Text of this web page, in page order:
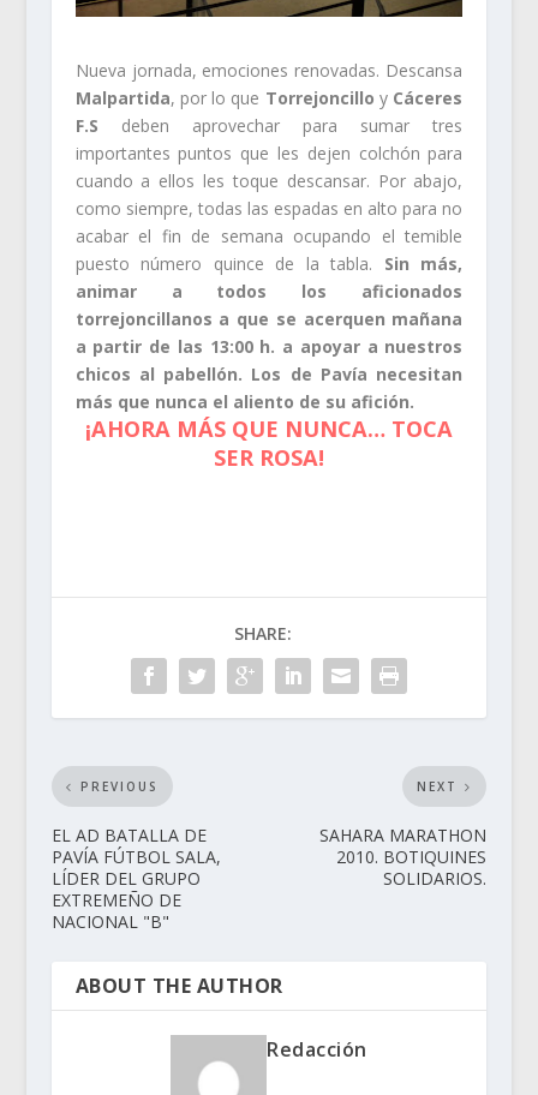
Nueva jornada, emociones renovadas. Descansa
Malpartida, por lo que Torrejoncilloy Cáceres
F.S deben aprovechar para sumar tres
importantes puntos que les dejen colchón para
cuando a ellos les toque descansar. Por abajo,
como siempre, todas las espadas en alto para no
acabar el fin de semana ocupando el temible
puesto número quince de la tabla. Sin más,
animar a todos los aficionados
torrejoncillanos a que se acerquen mañana
a partir de las 13:00 h. a apoyar a nuestros
chicos al pabellón. Los de Pavía necesitan
más que nunca el aliento de su afición.
¡AHORA MÁS QUE NUNCA… TOCA
SER ROSA!
SHARE:
PREVIOUS
EL AD BATALLA DE
PAVÍA FÚTBOL SALA,
LÍDER DEL GRUPO
EXTREMEÑO DE
NACIONAL "B"
NEXT
SAHARA MARATHON
2010. BOTIQUINES
SOLIDARIOS.
ABOUT THE AUTHOR
Redacción